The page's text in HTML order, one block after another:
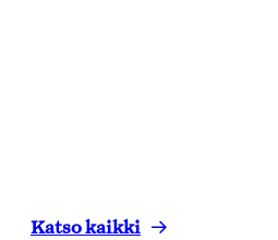
Katso kaikki